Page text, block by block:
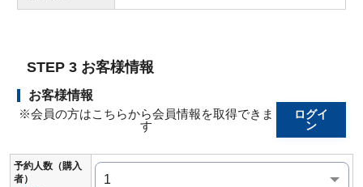
STEP 3 お客様情報
お客様情報
※会員の方はこちらから会員情報を取得できま
す
ログイ
ン
予約人数（購入
者）